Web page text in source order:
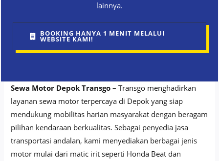
lainnya.
BOOKING HANYA 1 MENIT MELALUI
WEBSITE KAMI!
Sewa Motor Depok Transgo – Transgo menghadirkan
layanan sewa motor terpercaya di Depok yang siap
mendukung mobilitas harian masyarakat dengan beragam
pilihan kendaraan berkualitas. Sebagai penyedia jasa
transportasi andalan, kami menyediakan berbagai jenis
motor mulai dari matic irit seperti Honda Beat dan